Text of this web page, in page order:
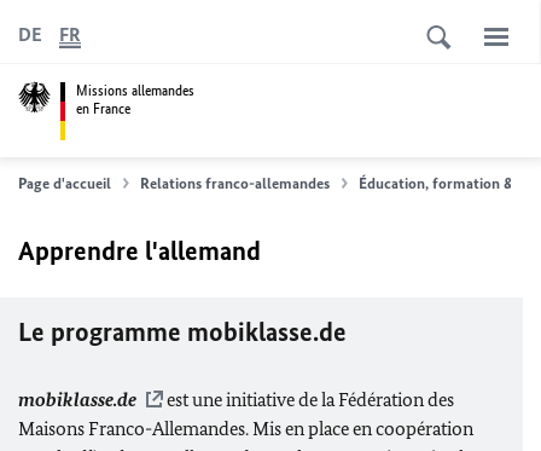
Missions allemandes
en France
DE FR
Page d'accueil Relations franco-allemandes Éducation, formation &
Apprendre l'allemand
Le programme mobiklasse.de
mobiklasse.de
est une initiative de la Fédération des
Maisons Franco-Allemandes. Mis en place en coopération